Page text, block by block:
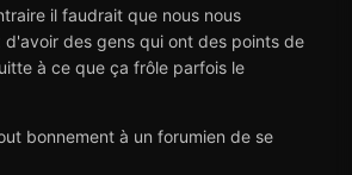
il faudrait que nous nous
d'avoir des gens qui ont des points de
à ce que ça frôle parfois le
bonnement à un forumien de se